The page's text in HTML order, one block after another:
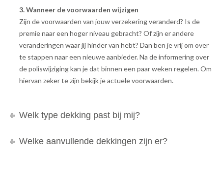
3. Wanneer de voorwaarden wijzigen
Zijn de voorwaarden van jouw verzekering veranderd? Is de
premie naar een hoger niveau gebracht? Of zijn er andere
veranderingen waar jij hinder van hebt? Dan ben je vrij om over
te stappen naar een nieuwe aanbieder. Na de informering over
de poliswijziging kan je dat binnen een paar weken regelen. Om
hiervan zeker te zijn bekijk je actuele voorwaarden.
Welk type dekking past bij mij?
Welke aanvullende dekkingen zijn er?